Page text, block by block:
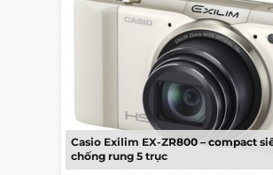
Casio Exilim EX-ZR800 – compact
chống rung 5 trục